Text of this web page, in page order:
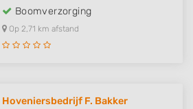
Boomverzorging
Op 2,71 km afstand
Hoveniersbedrijf F. Bakker